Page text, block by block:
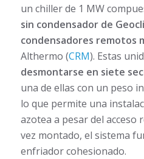
un chiller de 1 MW
sin condensador de
condensadores remotos
Althermo (CRM). Estas
desmontarse en siete
una de ellas con un peso
lo que permite una
azotea a pesar del acceso
vez montado, el sistema
enfriador cohesionado.